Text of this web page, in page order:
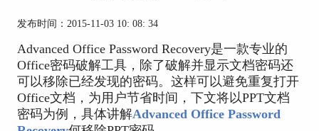
发布时间：2015-11-03 10: 08: 34
Advanced Office Password Recovery是一款专业的
Office密码破解工具，除了破解并显示文档密码还
可以移除已经发现的密码。这样可以避免重复打开
Office文档，为用户节省时间，下文将以PPT文档
密码为例，具体讲解Advanced Office Password